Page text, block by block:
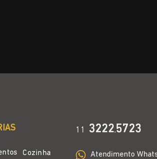
Cozinha
11 3222.5723
Atendimento